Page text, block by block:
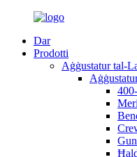
Dar
Prodotti
Aġġustatur tal-